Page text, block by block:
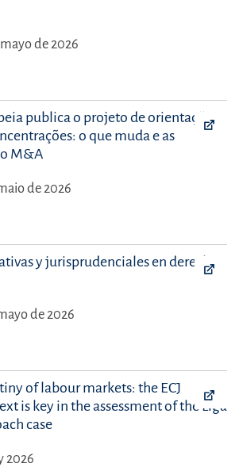
de 2026
publica o projeto de orientações
o que muda e as
M&A
de 2026
y jurisprudenciales en derecho
de 2026
of labour markets: the ECJ
is key in the assessment of the Liga
case
2026